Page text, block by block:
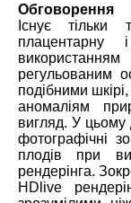
Обговорення
Існує тільки
плацентарну
регульованим
подібними
аномаліям
вигляд. У цьому
фотографічні
плодів при
рендерінга.
HDlive